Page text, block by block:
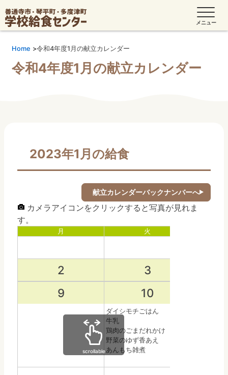
Home 令和4年度1月の献立カレンダー
令和4年度1月の献立カレンダー
2023年1月の給食
献立カレンダーバックナンバーへ
カメラアイコンをクリックすると写真が見れま
す。
月 火
2
3
9
10
ダイシモチごはん
牛乳
鶏肉のごまだれかけ
野菜のゆず香あえ
あんもち雑煮
scrollable